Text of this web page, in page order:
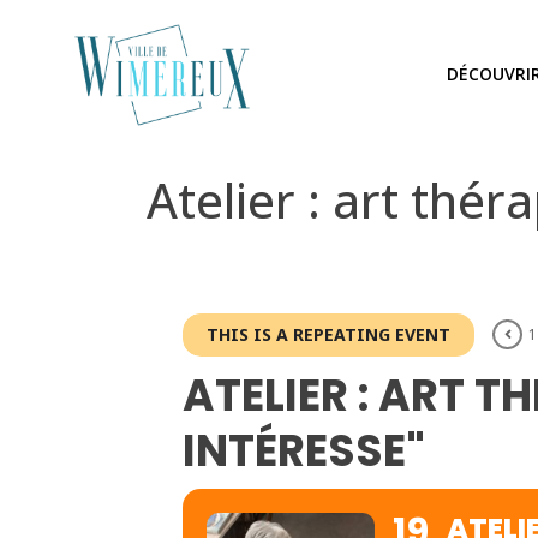
Atelier : art
THIS IS A REPEATING EVENT
ATELIER : ART
INTÉRESSE"